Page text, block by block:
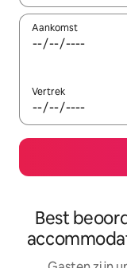
Aankomst
Vertrek
Best